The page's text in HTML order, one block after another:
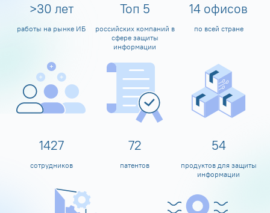
>30 лет
работы на рынке ИБ
Топ 5
российских компаний в
сфере защиты
информации
14 офисов
по всей стране
1595
сотрудников
80
патентов
60
продуктов для защиты
информации